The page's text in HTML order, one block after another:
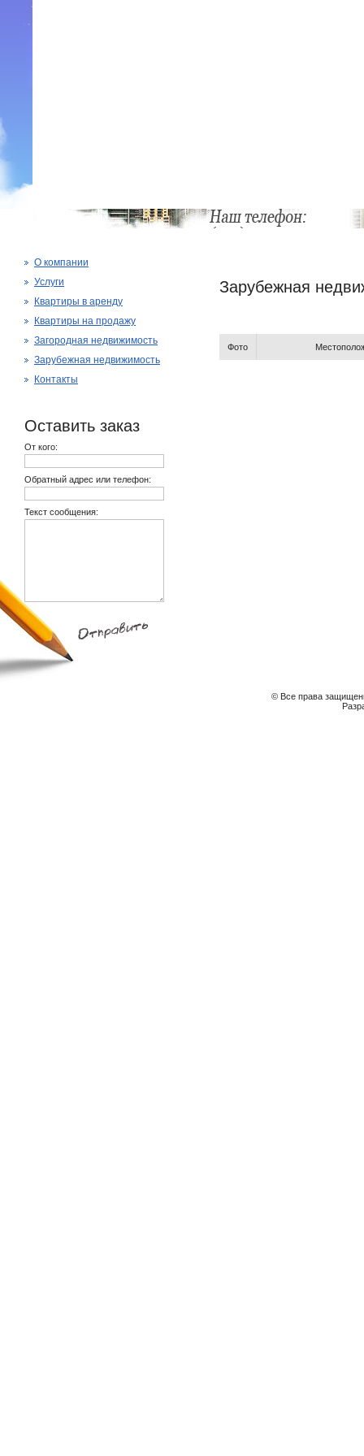
О компании
Услуги
Квартиры в аренду
Квартиры на продажу
Загородная недвижимость
Зарубежная недвижимость
Контакты
Оставить заказ
От кого:
Обратный адрес или телефон:
Текст сообщения:
Зарубежная
Фото
© Все права